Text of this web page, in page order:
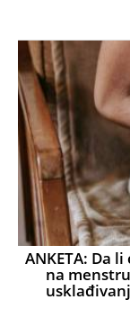
ANKETA: Da
na